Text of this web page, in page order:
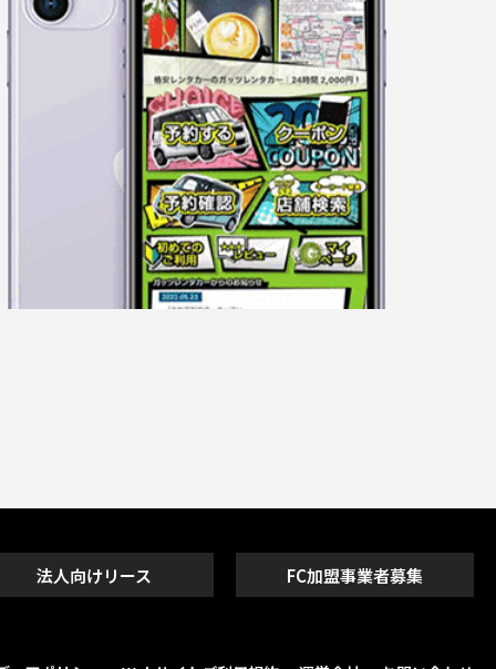
法人向けリース FC加盟事業者募集